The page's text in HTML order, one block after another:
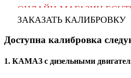
ОНЛАЙН-МАГАЗИН
ЗАКАЗАТЬ КАЛИБРОВКУ
Доступна калибровка
1. КАМАЗ с дизельными